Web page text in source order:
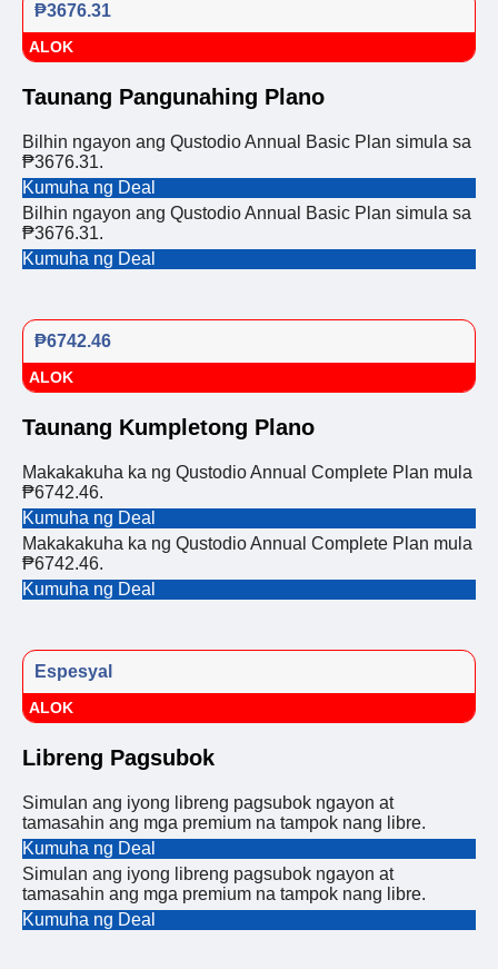
₱3676.31
ALOK
Taunang Pangunahing Plano
Bilhin ngayon ang Qustodio Annual Basic Plan simula sa
₱3676.31.
Kumuha ng Deal
Bilhin ngayon ang Qustodio Annual Basic Plan simula sa
₱3676.31.
Kumuha ng Deal
₱6742.46
ALOK
Taunang Kumpletong Plano
Makakakuha ka ng Qustodio Annual Complete Plan mula
₱6742.46.
Kumuha ng Deal
Makakakuha ka ng Qustodio Annual Complete Plan mula
₱6742.46.
Kumuha ng Deal
Espesyal
ALOK
Libreng Pagsubok
Simulan ang iyong libreng pagsubok ngayon at
tamasahin ang mga premium na tampok nang libre.
Kumuha ng Deal
Simulan ang iyong libreng pagsubok ngayon at
tamasahin ang mga premium na tampok nang libre.
Kumuha ng Deal